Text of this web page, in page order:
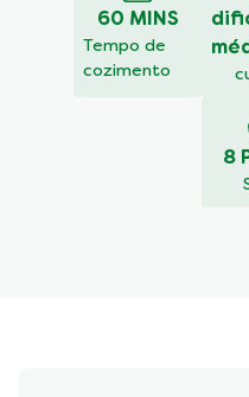
60 MINS
Tempo de
cozimento
8